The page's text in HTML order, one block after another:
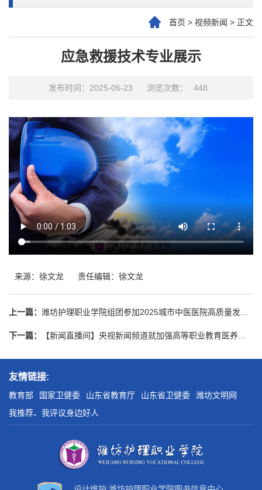
首页 > 视频新闻 > 正文
应急救援技术专业展示
发布时间：2025-06-23 浏览次数： 448
来源：徐文龙 责任编辑：徐文龙
上一篇： 潍坊护理职业学院组团参加2025城市中医医院高质量发展会议并协同主办中医药国际化平行会议
下一篇： 【新闻直播间】央视新闻频道就加强高等职业教育医养照护与管理专业建设到我校采访
友情链接:
教育部 国家卫健委 山东省教育厅 山东省卫健委
潍坊文明网
我推荐、我评议身边好人